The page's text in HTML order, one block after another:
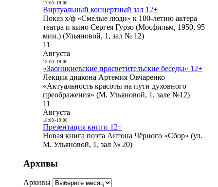
17:00- 18:00
Виртуальный концертный зал 12+
Показ х/ф «Смелые люди» к 100-летию актера
театра и кино Сергея Гурзо (Мосфильм, 1950, 95
мин.) (Ульяновой, 1, зал № 12)
11
Августа
18:00- 19:00
«Заоникиевские просветительские беседы» 12+
Лекция диакона Артемия Овчаренко
«Актуальность красоты на пути духовного
преображения» (М. Ульяновой, 1, зале №12)
11
Августа
18:00- 19:00
Презентация книги 12+
Новая книга поэта Антона Чёрного «Сбор» (ул.
М. Ульяновой, 1, зал № 20)
Архивы
Архивы